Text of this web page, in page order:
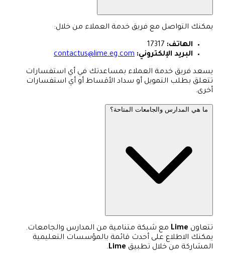
يمكنك التواصل مع فريق خدمة العملاء من خلال:
الهاتف:
البريد الإلكتروني: contactus@lime.eg.com
يسعد فريق خدمة العملاء بمساعدتك في أي استفسارات
تتعلق بطلب التمويل أو سداد الأقساط أو أي استفسارات
أخرى.
ما هي المدارس والجامعات المتاحة؟
تتعاون Lime مع شبكة متنامية من المدارس والجامعات.
يمكنك الاطلاع على أحدث قائمة بالمؤسسات التعليمية
المشاركة من خلال تطبيق Lime
.